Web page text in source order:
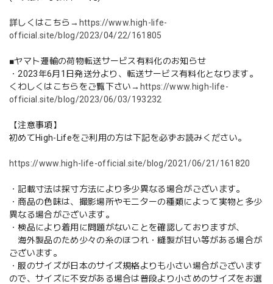
詳しくはこちら→ https://www.high-life-
official.site/blog/2023/04/22/161805
■ヤマト運輸の荷物転送サービス有料化のお知らせ
・2023年6月1日発送分より、転送サービス有料化となります。
くわしくはこちらをご覧下さい→ https://www.high-life-
official.site/blog/2023/06/03/193232
【注意事項】
初めてHigh-Lifeをご利用の方は下記を必ずお読みください。
https://www.high-life-official.site/blog/2021/06/21/161820
・記載寸法は採寸方法により多少異なる場合がございます。
・商品の色味は、撮影場所やモニターの種類によって実物と多少
異なる場合がございます。
・検品により着用に問題がないことを確認しておりますが、
海外製品のため少々の糸のほつれ・縫製が甘い等がある場合が
ございます。
・服のサイズが日本のサイズ規格よりも小さい場合がございます
ので、サイズに不安がある場合は普段より小さめのサイズをお選